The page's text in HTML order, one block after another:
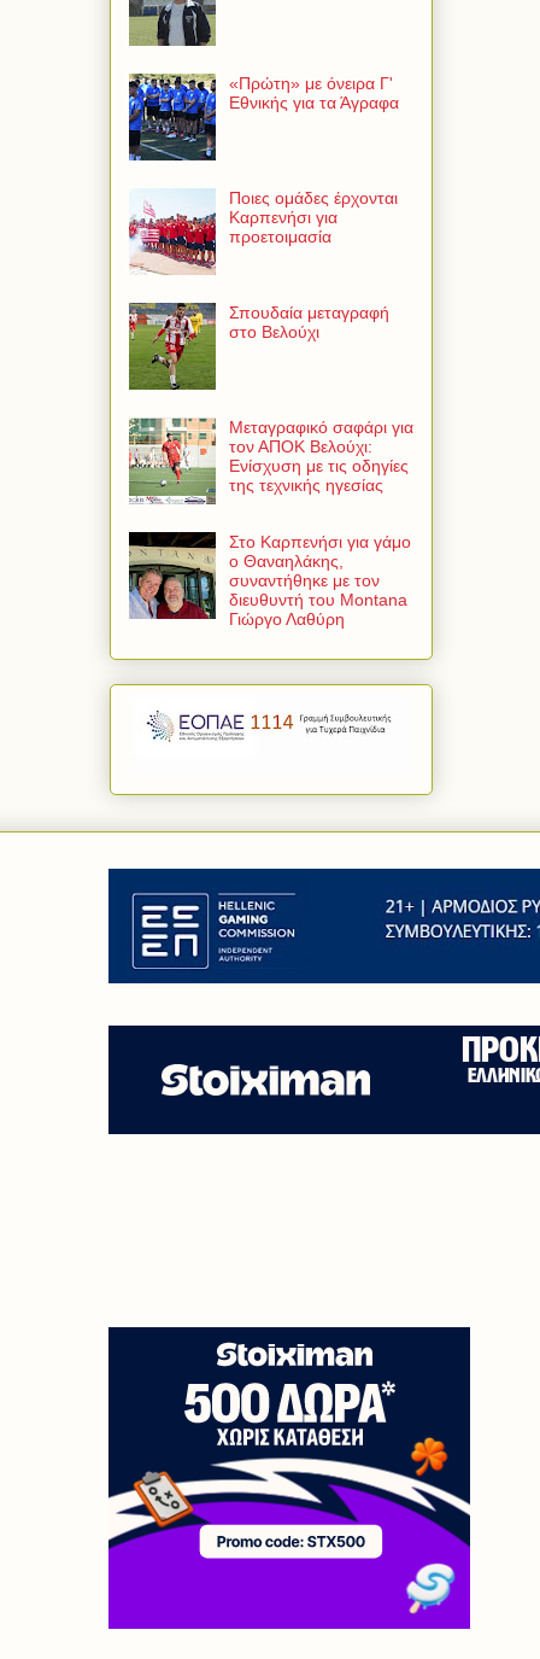
«Πρώτη» με όνειρα Γ'
Εθνικής για τα Άγραφα
Ποιες ομάδες έρχονται
Καρπενήσι για
προετοιμασία
Σπουδαία μεταγραφή
στο Βελούχι
Μεταγραφικό σαφάρι για
τον ΑΠΟΚ Βελούχι:
Ενίσχυση με τις οδηγίες
της τεχνικής ηγεσίας
Στο Καρπενήσι για γάμο
ο Θαναηλάκης,
συναντήθηκε με τον
διευθυντή του Montana
Γιώργο Λαθύρη